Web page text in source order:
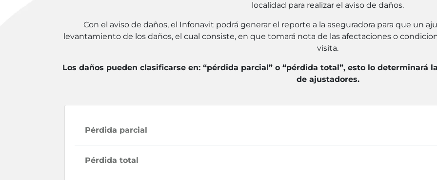
localidad para realizar el aviso de daños.
Con el aviso de daños, el Infonavit podrá generar el reporte a la aseguradora para que un
levantamiento de los daños, el cual consiste, en que tomará nota de las afectaciones o
visita.
Los daños pueden clasificarse en: “pérdida parcial” o “pérdida total”, esto lo determinará
de ajustadores.
Pérdida parcial
Pérdida total